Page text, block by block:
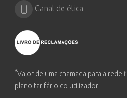
Canal de ética
*Valor de uma chamada para a rede
plano tarifário do utilizador